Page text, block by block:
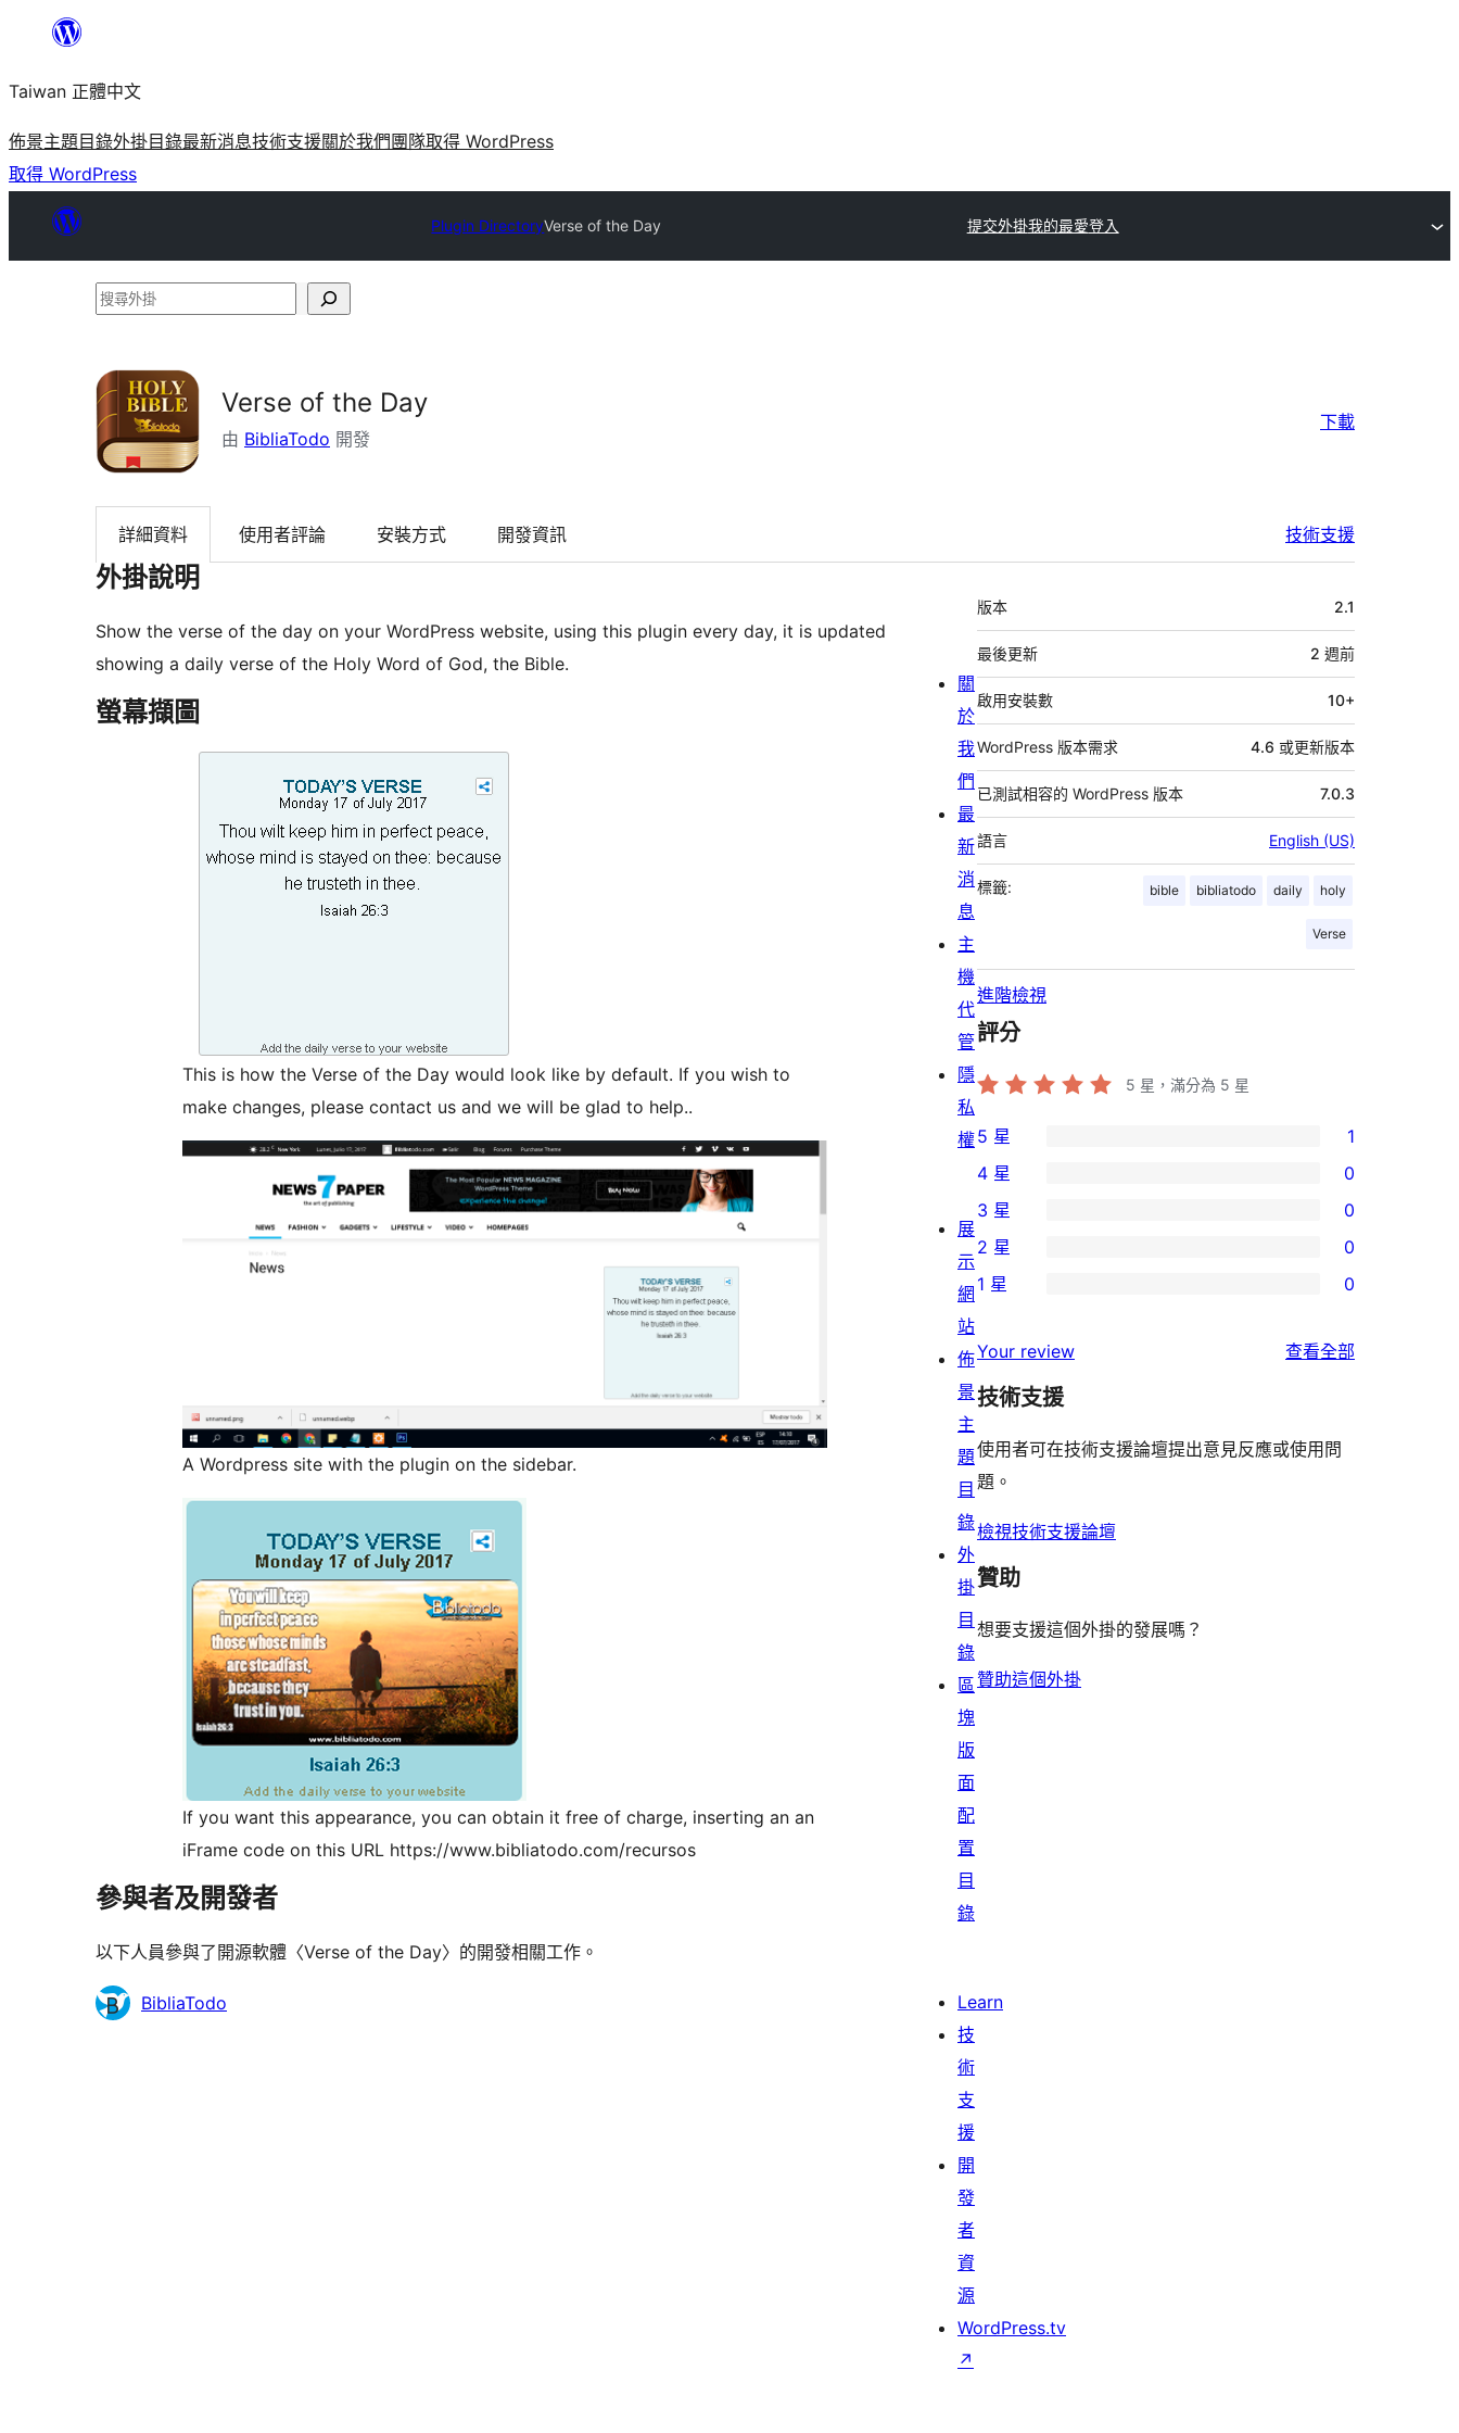
主
要
內
容
Taiwan 正體中文
佈景主題目錄外掛目錄最新消息技術支援關於我們 團隊取得 WordPress
取得 WordPress
Plugin DirectoryVerse of the Day 提交外掛我的最愛登入
搜
掛
Verse of the Day
由 BibliaTodo 開發
下載
詳細資料 使用者評論 安裝方式 開發資訊 技術支援
外掛說明
Show the verse of the day on your WordPress website, using this plugin every day, it is updated
showing a daily verse of the Holy Word of God, the Bible.
螢幕擷圖
This is how the Verse of the Day would look like by default. If you wish to
make changes, please contact us and we will be glad to help..
A Wordpress site with the plugin on the sidebar.
If you want this appearance, you can obtain it free of charge, inserting an an
iFrame code on this URL https://www.bibliatodo.com/recursos
參與者及開發者
以下人員參與了開源軟體〈Verse of the Day〉的開發相關工作。
參
BibliaTodo
中
繼
資
料
版本 2.1
最後更新 2 週前
啟用安裝數 10+
WordPress 版本需求 4.6 或更新版本
已測試相容的 WordPress 版本 7.0.3
語言 English (US)
標籤: bible bibliatodo daily holy
Verse
進階檢視
評分
5 星，滿分為 5 星
1
個
5
星
使
者
論
5 星 1
個
4
星
用
者
論
4 星 0
0
個
3
使
用
評
論
3 星 0
個
星
使
者
評
論
2 星 0
1
星
用
者
評
1 星 0
Your review 查看全部
技術支援
使用者可在技術支援論壇提出意見反應或使用問
題。
檢視技術支援論壇
贊助
想要支援這個外掛的發展嗎？
贊助這個外掛
關
於
我
們
最
新
消
息
主
機
代
管
隱
私
權
展
示
網
站
佈
景
主
題
目
錄
外
掛
目
錄
區
塊
版
面
配
置
目
錄
Learn
技
術
支
援
開
發
者
資
源
WordPress.tv
↗